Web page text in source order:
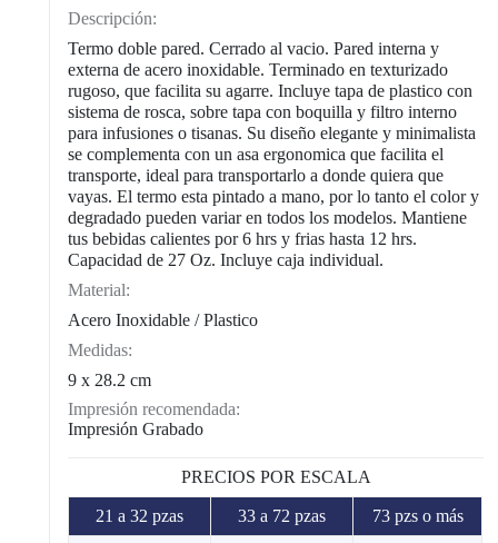
Descripción:
Termo doble pared. Cerrado al vacio. Pared interna y
externa de acero inoxidable. Terminado en texturizado
rugoso, que facilita su agarre. Incluye tapa de plastico con
sistema de rosca, sobre tapa con boquilla y filtro interno
para infusiones o tisanas. Su diseño elegante y minimalista
se complementa con un asa ergonomica que facilita el
transporte, ideal para transportarlo a donde quiera que
vayas. El termo esta pintado a mano, por lo tanto el color y
degradado pueden variar en todos los modelos. Mantiene
tus bebidas calientes por 6 hrs y frias hasta 12 hrs.
Capacidad de 27 Oz. Incluye caja individual.
Material:
Acero Inoxidable / Plastico
Medidas:
9 x 28.2 cm
Impresión recomendada:
Impresión Grabado
PRECIOS POR ESCALA
21 a 32 pzas 33 a 72 pzas 73 pzs o más